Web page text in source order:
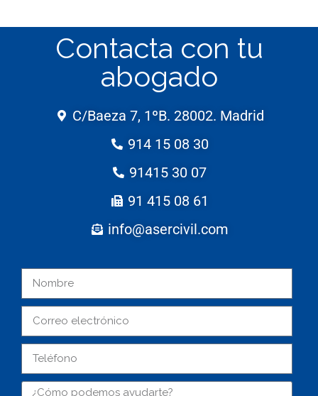
Contacta con tu
abogado
C/Baeza 7, 1ºB. 28002. Madrid
914 15 08 30
91415 30 07
91 415 08 61
info@asercivil.com